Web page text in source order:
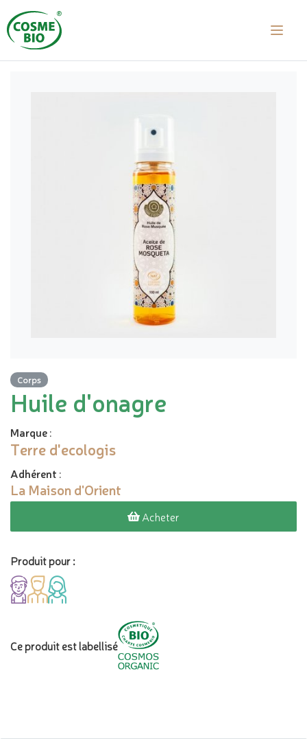
Corps
Huile d'onagre
Marque:
Terre d'ecologis
Adhérent :
La Maison d'Orient
Acheter
Produit pour :
Ce produit est labellisé